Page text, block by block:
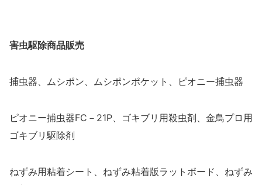
害虫駆除商品販売
捕虫器、ムシポン、ムシポンポケット、ピオニー捕虫器
ピオニー捕虫器FC－21P、ゴキブリ用殺虫剤、金鳥プロ用
ゴキブリ駆除剤
ねずみ用粘着シート、ねずみ粘着版ラットボード、ねずみ